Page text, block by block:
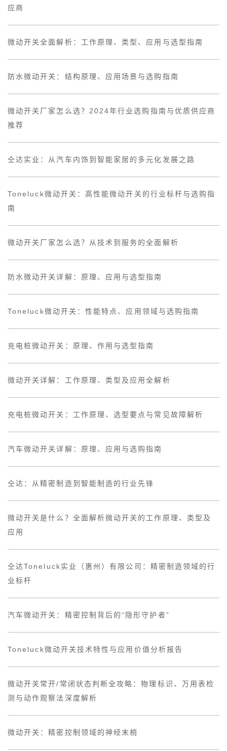
应商
微动开关全面解析：工作原理、类型、应用与选型指南
防水微动开关：结构原理、应用场景与选购指南
微动开关厂家怎么选？2024年行业选购指南与优质供应商
推荐
仝达实业：从汽车内饰到智能家居的多元化发展之路
Toneluck微动开关：高性能微动开关的行业标杆与选购指
南
微动开关厂家怎么选？从技术到服务的全面解析
防水微动开关详解：原理、应用与选型指南
Toneluck微动开关：性能特点、应用领域与选购指南
充电桩微动开关：原理、作用与选型指南
微动开关详解：工作原理、类型及应用全解析
充电桩微动开关：工作原理、选型要点与常见故障解析
汽车微动开关详解：原理、应用与选购指南
仝达：从精密制造到智能制造的行业先锋
微动开关是什么？全面解析微动开关的工作原理、类型及
应用
仝达Toneluck实业（惠州）有限公司：精密制造领域的行
业标杆
汽车微动开关：精密控制背后的“隐形守护者”
Toneluck微动开关技术特性与应用价值分析报告
微动开关常开/常闭状态判断全攻略：物理标识、万用表检
测与动作观察法深度解析
微动开关：精密控制领域的神经末梢